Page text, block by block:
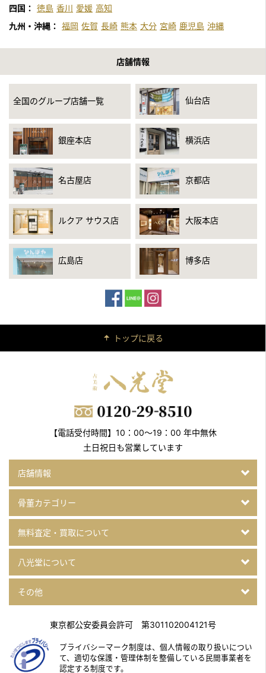
四国： 徳島 香川 愛媛 高知
九州・沖縄： 福岡 佐賀 長崎 熊本 大分 宮崎 鹿児島 沖縄
店舗情報
全国のグループ店舗一覧 仙台店
銀座本店 横浜店
名古屋店 京都店
ルクア サウス店 大阪本店
広島店 博多店
トップに戻る
【電話受付時間】10：00～19：00 年中無休
土日祝日も営業しています
店舗情報
骨董カテゴリー
無料査定・買取について
八光堂について
その他
東京都公安委員会許可 第301102004121号
プライバシーマーク制度は、個人情報の取り扱いについ
て、適切な保護・管理体制を整備している民間事業者を
認定する制度です。